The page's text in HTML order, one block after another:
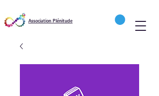
Association Plénitude